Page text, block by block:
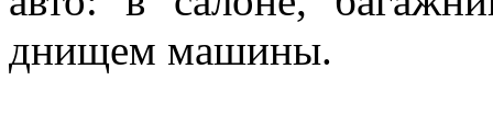
днищем машины.